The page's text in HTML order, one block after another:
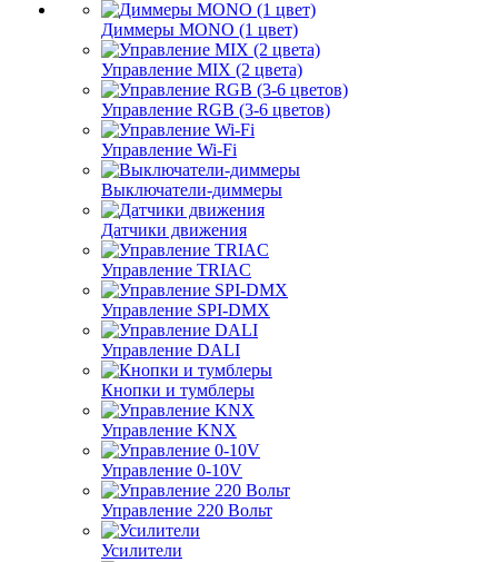
Диммеры MONO (1 цвет)
Управление MIX (2 цвета)
Управление RGB (3-6 цветов)
Управление Wi-Fi
Выключатели-диммеры
Датчики движения
Управление TRIAC
Управление SPI-DMX
Управление DALI
Кнопки и тумблеры
Управление KNX
Управление 0-10V
Управление 220 Вольт
Усилители